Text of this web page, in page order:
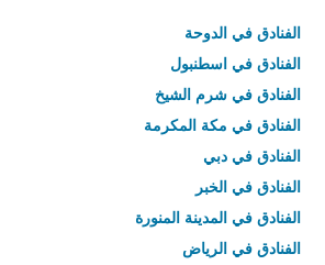
الفنادق في الدوحة
الفنادق في اسطنبول
الفنادق في شرم الشيخ
الفنادق في مكة المكرمة
الفنادق في دبي
الفنادق في الخبر
الفنادق في المدينة المنورة
الفنادق في الرياض